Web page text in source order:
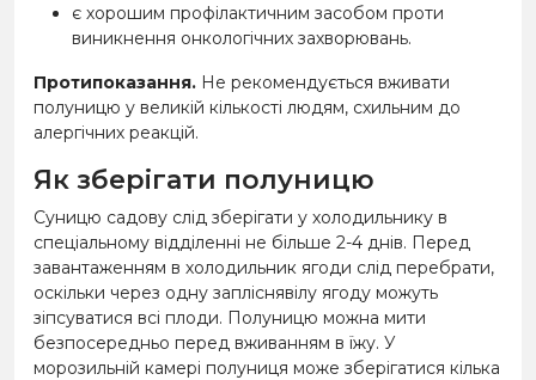
є хорошим профілактичним засобом проти
виникнення онкологічних захворювань.
Протипоказання. Не рекомендується вживати
полуницю у великій кількості людям, схильним до
алергічних реакцій.
Як зберігати полуницю
Суницю садову слід зберігати у холодильнику в
спеціальному відділенні не більше 2-4 днів. Перед
завантаженням в холодильник ягоди слід перебрати,
оскільки через одну запліснявілу ягоду можуть
зіпсуватися всі плоди. Полуницю можна мити
безпосередньо перед вживанням в їжу. У
морозильній камері полуниця може зберігатися кілька